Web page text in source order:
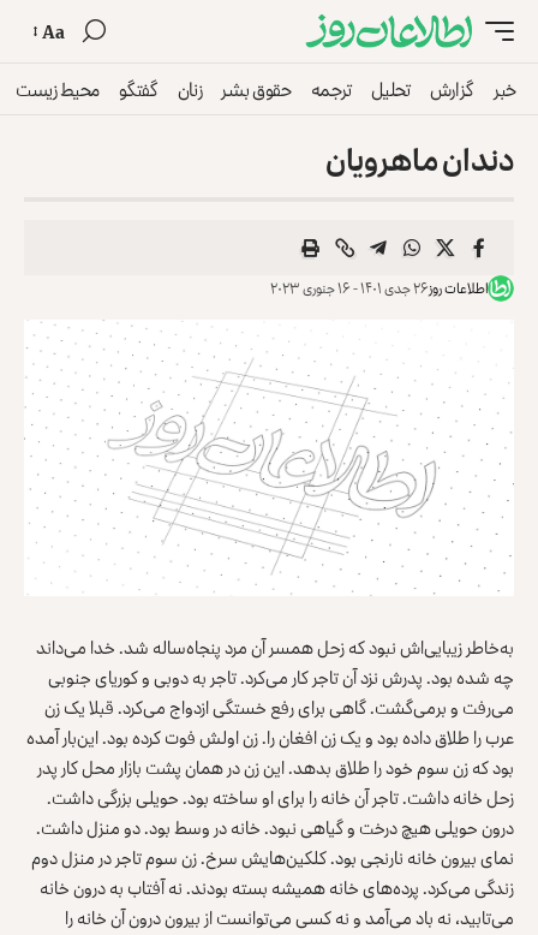
Aa
خبر گزارش تحلیل ترجمه حقوق بشر زنان گفتگو محیط زیست
دندان ماهرویان
اطلاعات روز۲۶ جدی ۱۴۰۱ - ۱۶ جنوری ۲۰۲۳
به‌خاطر زیبایی‌اش نبود که زحل همسر آن مرد پنجاه‌ساله شد. خدا می‌داند
چه شده بود. پدرش نزد آن تاجر کار می‌کرد. تاجر به دوبی و کوریای جنوبی
می‌رفت و برمی‌گشت. گاهی برای رفع خستگی ازدواج می‌کرد. قبلا یک زن
عرب را طلاق داده بود و یک زن افغان را. زن اولش فوت کرده بود. این‌بار آمده
بود که زن سوم خود را طلاق بدهد. این زن در همان پشت بازار محل کار پدر
زحل خانه داشت. تاجر آن خانه را برای او ساخته بود. حویلی بزرگی داشت.
درون حویلی هیچ درخت و گیاهی نبود. خانه در وسط بود. دو منزل داشت.
نمای بیرون خانه نارنجی بود. کلکین‌هایش سرخ. زن سوم تاجر در منزل دوم
زندگی می‌کرد. پرده‌های خانه همیشه بسته بودند. نه آفتاب به درون خانه
می‌تابید، نه باد می‌آمد و نه کسی می‌توانست از بیرون درون آن خانه را